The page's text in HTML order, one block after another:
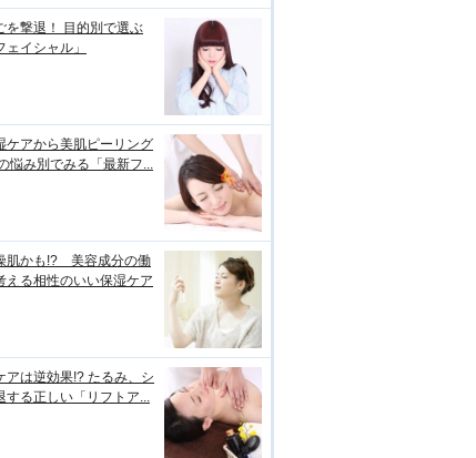
を撃退！ 目的別で選ぶ
ェイシャル」
ケアから美肌ピーリング
悩み別でみる「最新フ...
肌かも!? 美容成分の働
える相性のいい保湿ケア
アは逆効果!? たるみ、シ
する正しい「リフトア...